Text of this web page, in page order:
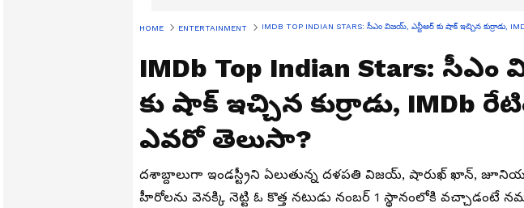
HOME ENTERTAINMENT IMDB TOP INDIAN STARS: సీఎం విజయ్, ఎన్టీఆర్ కు షాక్ ఇచ్చిన కుర్రాడు,
IMDb Top Indian Stars:
కు షాక్ ఇచ్చిన కుర్రాడు, IMDb
ఎవరో తెలుసా?
దశాబ్దాలుగా ఇండస్ట్రీని ఏలుతున్న దళపతి విజయ్, షారుఖ్ ఖాన్,
హీరోలను వెనక్కి నెట్టి ఓ కొత్త నటుడు నంబర్ 1 స్థానంలోకి వచ్చాడంటే